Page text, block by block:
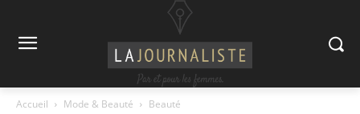
Accueil Mode & Beauté Beauté